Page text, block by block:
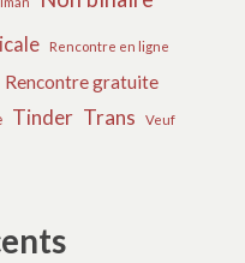
Rencontre en ligne
Rencontre gratuite
Tinder Trans Veuf